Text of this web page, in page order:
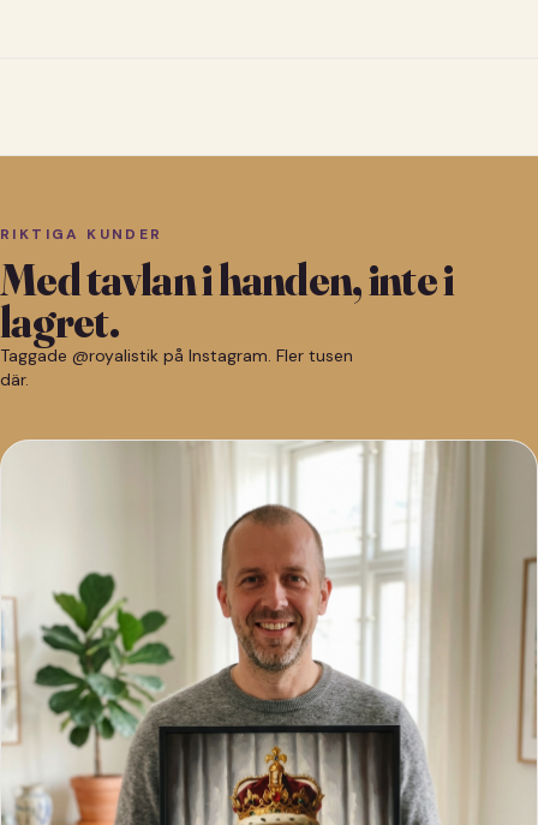
RIKTIGA KUNDER
Med tavlan i handen, inte i
lagret.
Taggade @royalistik på Instagram. Fler tusen
där.